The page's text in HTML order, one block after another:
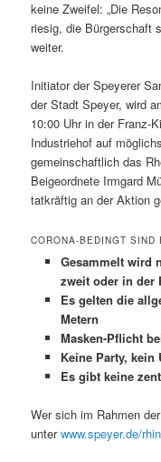
keine Zweifel: „Die
riesig, die Bürgerschaft
weiter.
Initiator der Speyerer
der Stadt Speyer, wird
10:00 Uhr in der Franz-
Industriehof auf
gemeinschaftlich das
Beigeordnete Irmgard
tatkräftig an der Aktion
CORONA-BEDINGT SIND
Gesammelt wird
zweit oder in der
Es gelten die
Metern
Masken-Pflicht
Keine Party,
Es gibt keine
Wer sich im Rahmen
unterwww.speyer.de/